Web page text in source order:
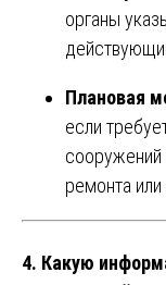
органы
Плановая
если
сооружений
ремонта
4. Какую